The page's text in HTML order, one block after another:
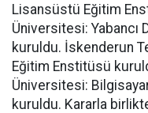
Lisansüstü Eğitim
Üniversitesi: Yabancı
kuruldu. İskenderun
Eğitim Enstitüsü
Üniversitesi:
kuruldu. Kararla